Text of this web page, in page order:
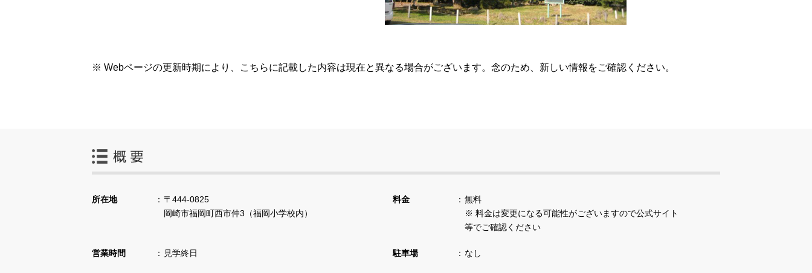
※ Webページの更新時期により、こちらに記載した内容は現在と異なる場合がございます。念のため、新しい情報をご確認ください。
所在地
〒444-0825
岡崎市福岡町西市仲3（福岡小学校内）
料金
無料
※ 料金は変更になる可能性がございますので公式サイト
等でご確認ください
営業時間 見学終日 駐車場 なし